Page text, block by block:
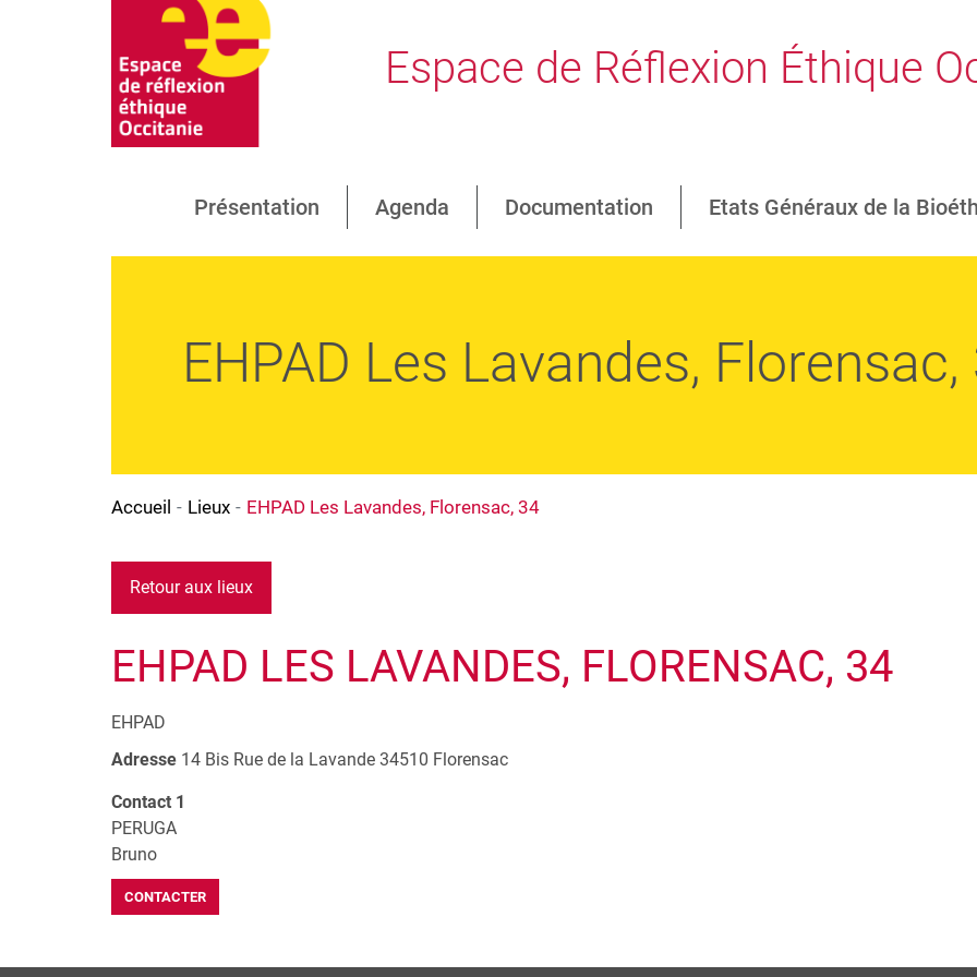
Espace de Réflexion Éthique
Présentation Agenda Documentation Etats Généraux de la
EHPAD Les Lavandes, Florensac,
Accueil Lieux EHPAD Les Lavandes, Florensac, 34
Retour aux lieux
EHPAD LES LAVANDES, FLORENSAC, 34
EHPAD
Adresse 14 Bis Rue de la Lavande 34510 Florensac
Contact 1
PERUGA
Bruno
CONTACTER
+